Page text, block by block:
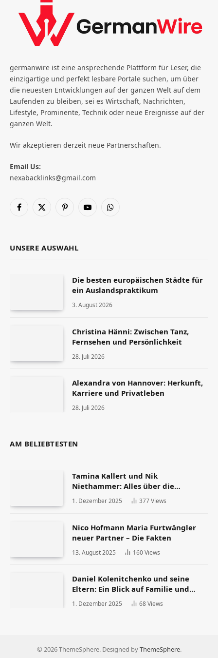
germanwire ist eine ansprechende Plattform für Leser, die
einzigartige und perfekt lesbare Portale suchen, um über
die neuesten Entwicklungen auf der ganzen Welt auf dem
Laufenden zu bleiben, sei es Wirtschaft, Nachrichten,
Lifestyle, Prominente, Technik oder neue Ereignisse auf der
ganzen Welt.
Wir akzeptieren derzeit neue Partnerschaften.
Email Us:
nexabacklinks@gmail.com
Facebook
X
PinterestYouTubeWhatsApp
UNSERE AUSWAHL
Die besten europäischen Städte für
ein Auslandspraktikum
3. August 2026
Christina Hänni: Zwischen Tanz,
Fernsehen und Persönlichkeit
28. Juli 2026
Alexandra von Hannover: Herkunft,
Karriere und Privatleben
28. Juli 2026
AM BELIEBTESTEN
Tamina Kallert und Nik
Niethammer: Alles über die
Scheidung und ihr Leben danach
1. Dezember 2025 377Views
Nico Hofmann Maria Furtwängler
neuer Partner – Die Fakten
13. August 2025 160Views
Daniel Kolenitchenko und seine
Eltern: Ein Blick auf Familie und
Herkunft
1. Dezember 2025 68Views
© 2026 ThemeSphere. Designed byThemeSphere.